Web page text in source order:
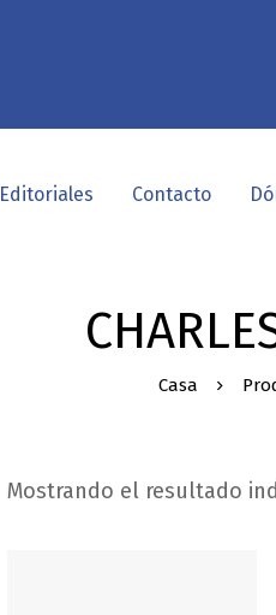
Editoriales Contacto
Casa
Mostrando el resultado